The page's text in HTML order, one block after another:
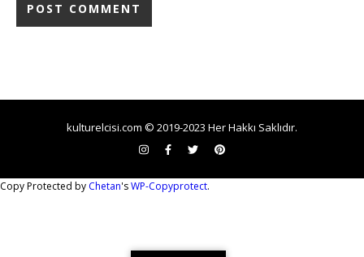
kulturelcisi.com © 2019-2023 Her Hakkı Saklıdır.
Copy Protected by Chetan'sWP-Copyprotect.